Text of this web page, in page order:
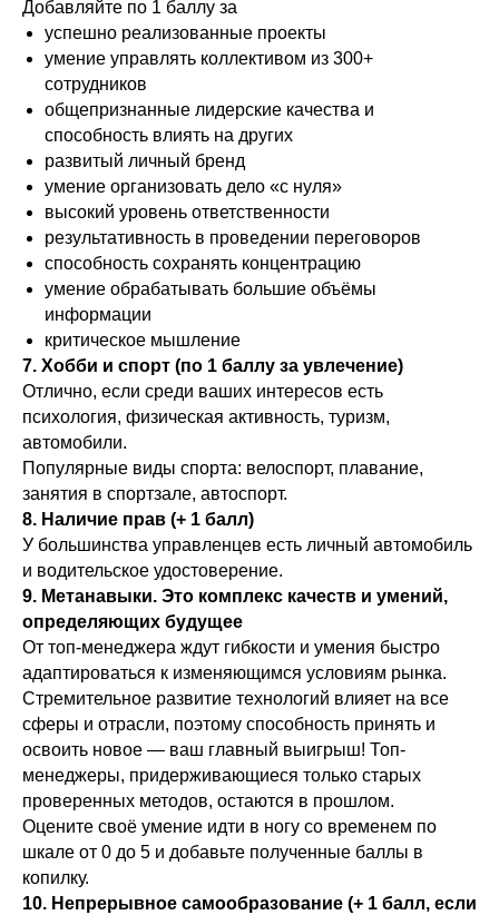
Добавляйте по 1 баллу за
успешно реализованные проекты
умение управлять коллективом из 300+
сотрудников
общепризнанные лидерские качества и
способность влиять на других
развитый личный бренд
умение организовать дело «с нуля»
высокий уровень ответственности
результативность в проведении переговоров
способность сохранять концентрацию
умение обрабатывать большие объёмы
информации
критическое мышление
7. Хобби и спорт (по 1 баллу за увлечение)
Отлично, если среди ваших интересов есть
психология, физическая активность, туризм,
автомобили.
Популярные виды спорта: велоспорт, плавание,
занятия в спортзале, автоспорт.
8. Наличие прав (+ 1 балл)
У большинства управленцев есть личный автомобиль
и водительское удостоверение.
9. Метанавыки. Это комплекс качеств и умений,
определяющих будущее
От топ-менеджера ждут гибкости и умения быстро
адаптироваться к изменяющимся условиям рынка.
Стремительное развитие технологий влияет на все
сферы и отрасли, поэтому способность принять и
освоить новое — ваш главный выигрыш! Топ-
менеджеры, придерживающиеся только старых
проверенных методов, остаются в прошлом.
Оцените своё умение идти в ногу со временем по
шкале от 0 до 5 и добавьте полученные баллы в
копилку.
10. Непрерывное самообразование (+ 1 балл, если